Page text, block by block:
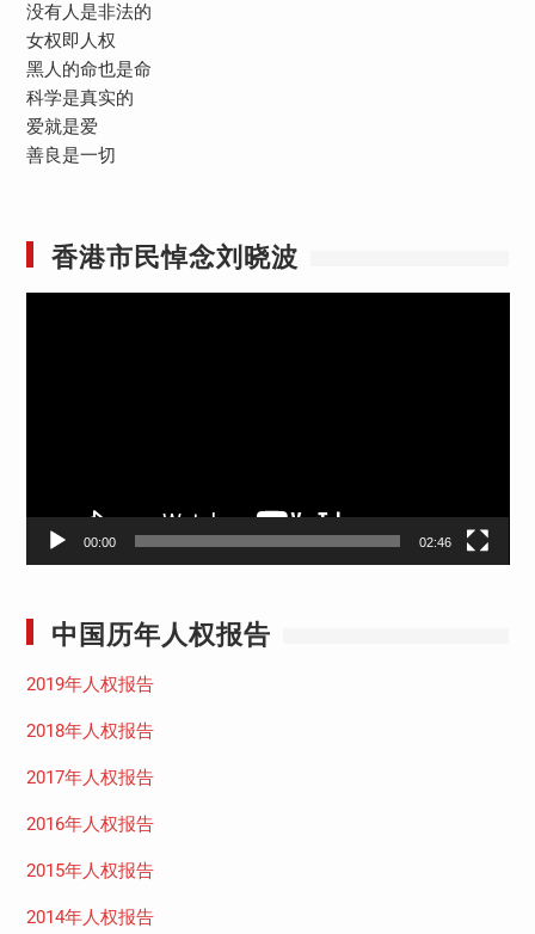
没有人是非法的
女权即人权
黑人的命也是命
科学是真实的
爱就是爱
善良是一切
香港市民悼念刘晓波
00:00 02:46
中国历年人权报告
2019年人权报告
2018年人权报告
2017年人权报告
2016年人权报告
2015年人权报告
2014年人权报告